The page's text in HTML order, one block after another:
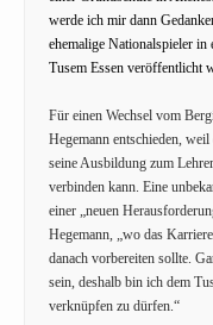
werde ich mir dann
ehemalige Nationalspieler
Tusem Essen veröffentlicht
Für einen Wechsel vom
Hegemann entschieden,
seine Ausbildung zum
verbinden kann. Eine
einer „neuen
Hegemann, „wo das
danach vorbereiten sollte.
sein, deshalb bin ich dem
verknüpfen zu dürfen.“